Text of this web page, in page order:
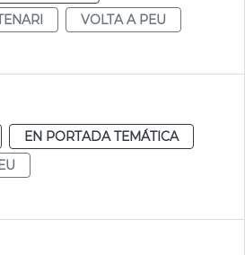
VOLTA A PEU
EN PORTADA TEMÁTICA